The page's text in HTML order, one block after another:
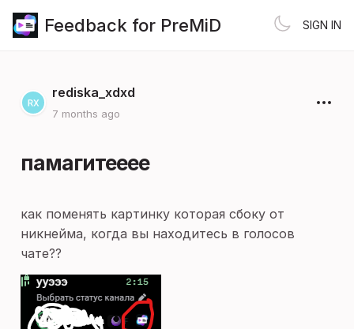
Feedback for PreMiD SIGN IN
rediska_xdxd
7 months ago
памагитееее
как поменять картинку которая сбоку от
никнейма, когда вы находитесь в голосов
чате??